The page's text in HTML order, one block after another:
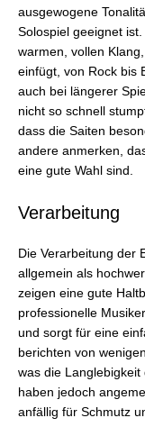
ausgewogene
Solospiel geeignet
warmen, vollen
einfügt, von Rock bis
auch bei längerer
nicht so schnell
dass die Saiten
andere anmerken,
eine gute Wahl sind.
Verarbeitung
Die Verarbeitung der
allgemein als
zeigen eine gute
professionelle
und sorgt für eine
berichten von
was die
haben jedoch
anfällig für Schmutz